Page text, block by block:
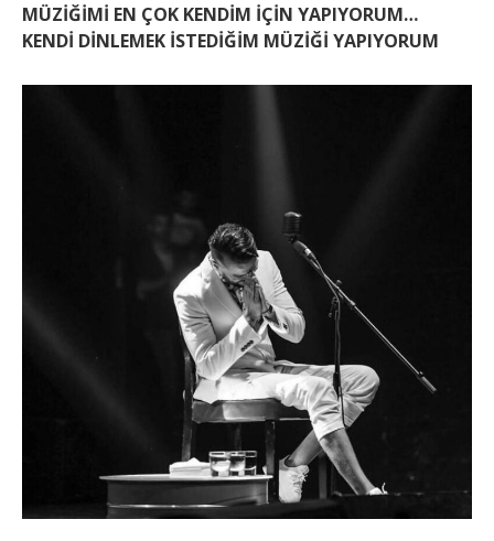
MÜZİĞİMİ EN ÇOK KENDİM İÇİN YAPIYORUM…
KENDİ DİNLEMEK İSTEDİĞİM MÜZİĞİ YAPIYORUM